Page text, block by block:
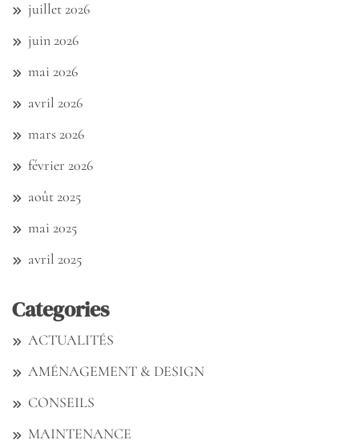
juillet 2026
juin 2026
mai 2026
avril 2026
mars 2026
février 2026
août 2025
mai 2025
avril 2025
Categories
ACTUALITÉS
AMÉNAGEMENT & DESIGN
CONSEILS
MAINTENANCE